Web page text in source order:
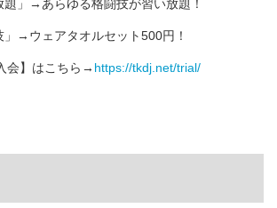
題」→あらゆる格闘技が習い放題！
」→ウェアタオルセット500円！
会】はこちら→ https://tkdj.net/trial/